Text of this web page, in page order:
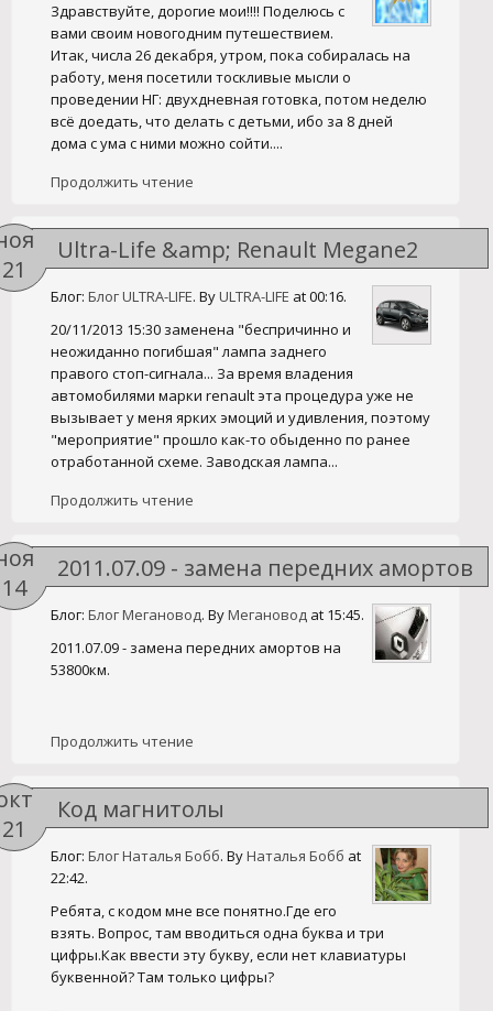
Продолжить чтение
Здравствуйте, дорогие мои!!!! Поделюсь с
вами своим новогодним путешествием.
Итак, числа 26 декабря, утром, пока собиралась на
работу, меня посетили тоскливые мысли о
проведении НГ: двухдневная готовка, потом неделю
всё доедать, что делать с детьми, ибо за 8 дней
дома с ума с ними можно сойти....
21
Ultra-Life &amp; Renault Megane2
Блог: Блог ULTRA-LIFE. ByULTRA-LIFE at 00:16.
Продолжить чтение
20/11/2013 15:30 заменена "беспричинно и
неожиданно погибшая" лампа заднего
правого стоп-сигнала... За время владения
автомобилями марки renault эта процедура уже не
вызывает у меня ярких эмоций и удивления, поэтому
"мероприятие" прошло как-то обыденно по ранее
отработанной схеме. Заводская лампа...
14
2011.07.09 - замена передних амортов
Блог: Блог Мегановод. ByМегановод at 15:45.
Продолжить чтение
2011.07.09 - замена передних амортов на
53800км.
21
Код магнитолы
Блог: Блог Наталья Бобб. ByНаталья Бобб at
22:42.
Ребята, с кодом мне все понятно.Где его
взять. Вопрос, там вводиться одна буква и три
цифры.Как ввести эту букву, если нет клавиатуры
буквенной? Там только цифры?